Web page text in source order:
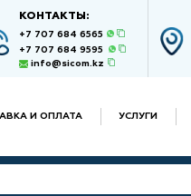
КОНТАКТЫ:
+7 707 684 6565
+7 707 684 9595
info@sicom.kz
И ОПЛАТА УСЛУГИ